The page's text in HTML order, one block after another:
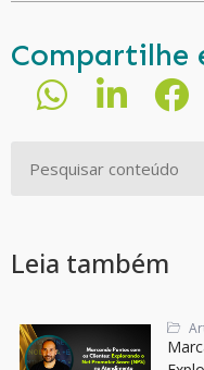
Compartilhe
Leia também